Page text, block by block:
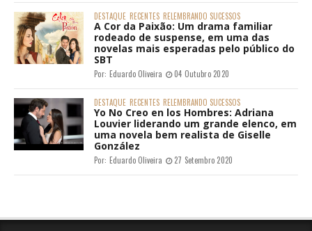
DESTAQUE RECENTES RELEMBRANDO SUCESSOS
A Cor da Paixão: Um drama familiar
rodeado de suspense, em uma das
novelas mais esperadas pelo público do
SBT
Por: Eduardo Oliveira 04 Outubro 2020
DESTAQUE RECENTES RELEMBRANDO SUCESSOS
Yo No Creo en los Hombres: Adriana
Louvier liderando um grande elenco, em
uma novela bem realista de Giselle
González
Por: Eduardo Oliveira 27 Setembro 2020